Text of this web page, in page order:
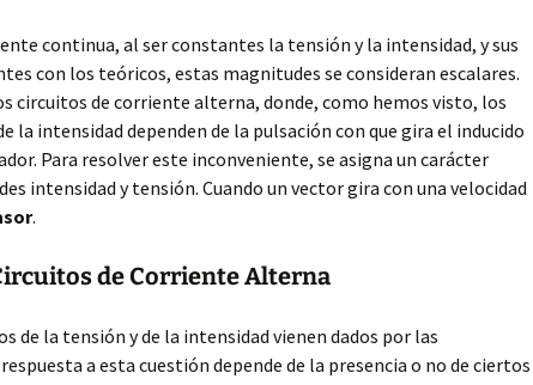
continua, al ser constantes la tensión y la intensidad, y sus
con los teóricos, estas magnitudes se consideran escalares.
circuitos de corriente alterna, donde, como hemos visto, los
la intensidad dependen de la pulsación con que gira el inducido
Para resolver este inconveniente, se asigna un carácter
intensidad y tensión. Cuando un vector gira con una velocidad
.
de Corriente Alterna
de la tensión y de la intensidad vienen dados por las
a esta cuestión depende de la presencia o no de ciertos